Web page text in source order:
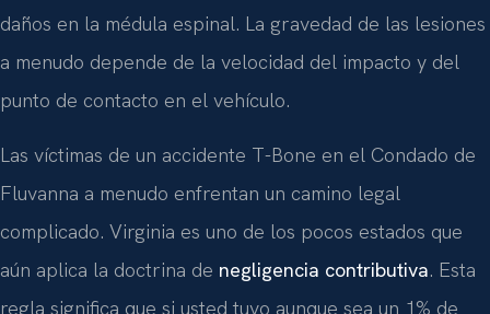
daños en la médula espinal. La gravedad de las lesiones
a menudo depende de la velocidad del impacto y del
punto de contacto en el vehículo.
Las víctimas de un accidente T-Bone en el Condado de
Fluvanna a menudo enfrentan un camino legal
complicado. Virginia es uno de los pocos estados que
aún aplica la doctrina de negligencia contributiva. Esta
regla significa que si usted tuvo aunque sea un 1% de